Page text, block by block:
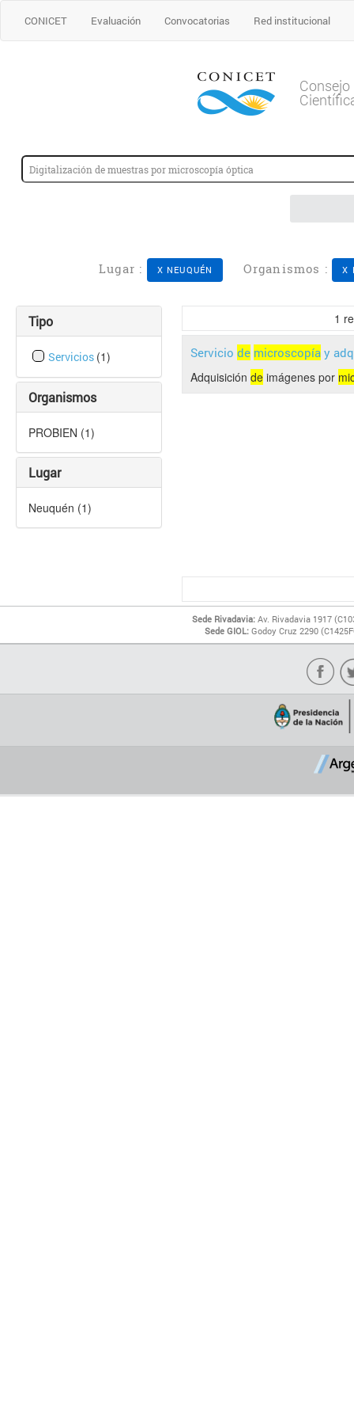
CONICET Evaluación Convocatorias Red institucional
Lugar : X NEUQUÉN Organismos : X
Tipo
Servicios (1)
Organismos
PROBIEN (1)
Lugar
Neuquén (1)
1
Servicio de microscopía y
Adquisición de imágenes por
Sede Rivadavia: Av. Rivadavia 1917
Sede GIOL: Godoy Cruz 2290